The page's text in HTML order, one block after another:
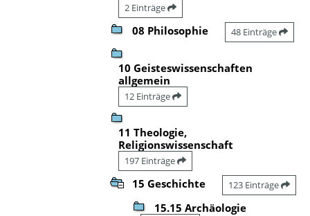
2 Einträge
08 Philosophie 48 Einträge
10 Geisteswissenschaften
allgemein
12 Einträge
11 Theologie,
Religionswissenschaft
197 Einträge
15 Geschichte 123 Einträge
15.15 Archäologie